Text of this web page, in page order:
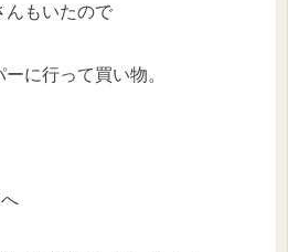
んもいたので
に行って買い物。